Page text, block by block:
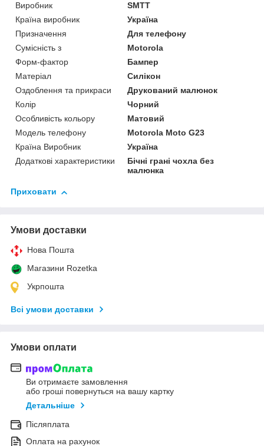
Виробник
SMTT
Країна виробник
Україна
Призначення
Для телефону
Сумісність з
Motorola
Форм-фактор
Бампер
Матеріал
Силікон
Оздоблення та прикраси
Друкований малюнок
Колір
Чорний
Особливість кольору
Матовий
Модель телефону
Motorola Moto G23
Країна Виробник
Україна
Додаткові характеристики
Бічні грані чохла без
малюнка
Приховати
Умови доставки
Нова Пошта
Магазини Rozetka
Укрпошта
Всі умови доставки
Умови оплати
Ви отримаєте замовлення
або гроші повернуться на вашу картку
Детальніше
Післяплата
Оплата на рахунок